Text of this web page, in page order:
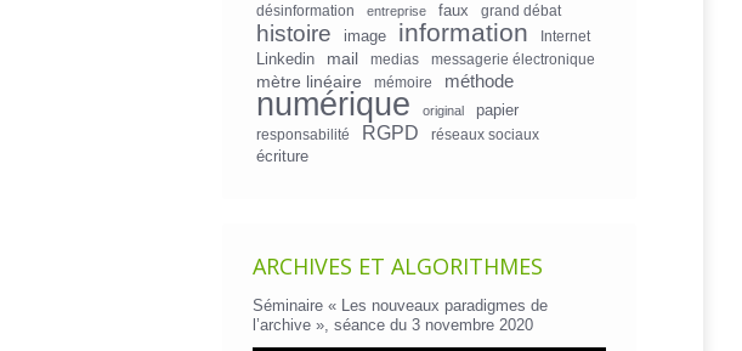
désinformation
entreprise faux grand débat
histoire image information Internet
Linkedin mail medias messagerie électronique
mètre linéaire mémoire méthode
numérique original papier
responsabilité RGPD réseaux sociaux
écriture
ARCHIVES ET ALGORITHMES
Séminaire « Les nouveaux paradigmes de
l’archive », séance du 3 novembre 2020